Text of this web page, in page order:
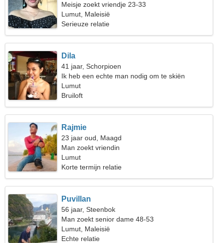
Meisje zoekt vriendje 23-33
Lumut, Maleisië
Serieuze relatie
Dila
41 jaar, Schorpioen
Ik heb een echte man nodig om te skiën
Lumut
Bruiloft
Rajmie
23 jaar oud, Maagd
Man zoekt vriendin
Lumut
Korte termijn relatie
Puvillan
56 jaar, Steenbok
Man zoekt senior dame 48-53
Lumut, Maleisië
Echte relatie